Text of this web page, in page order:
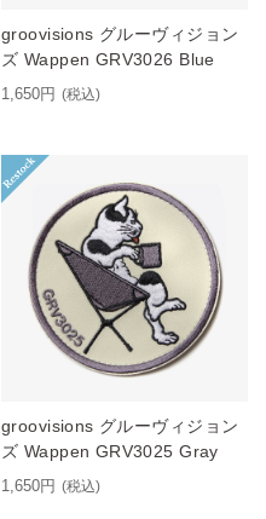
groovisions グルーヴィジョン
ズ Wappen GRV3026 Blue
1,650円 (税込)
groovisions グルーヴィジョン
ズ Wappen GRV3025 Gray
1,650円 (税込)